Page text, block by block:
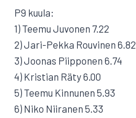
P9 kuula:
1) Teemu Juvonen 7.22
2) Jari-Pekka Rouvinen 6.82
3) Joonas Piipponen 6.74
4) Kristian Räty 6.00
5) Teemu Kinnunen 5.93
6) Niko Niiranen 5.33